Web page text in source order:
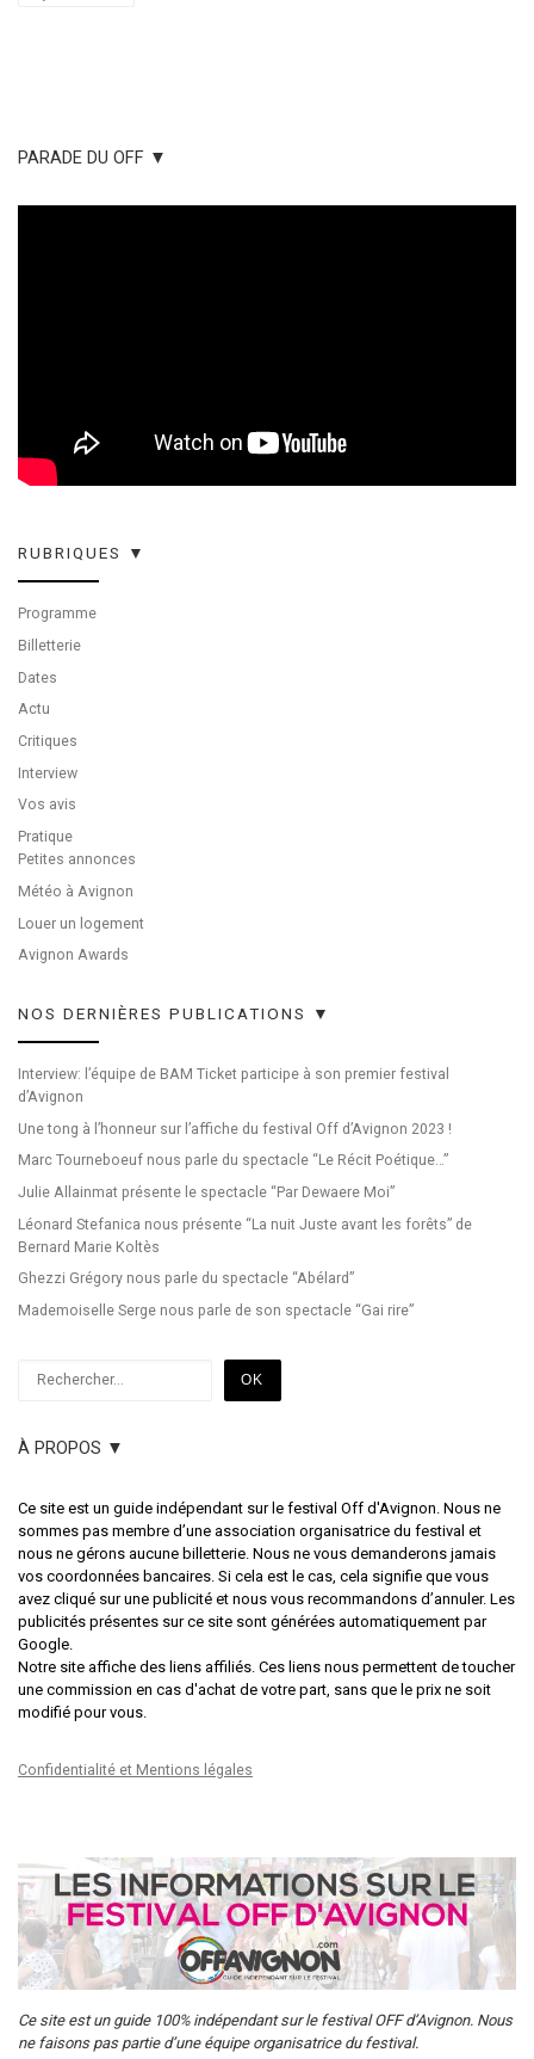
PARADE DU OFF ▼
RUBRIQUES ▼
Programme
Billetterie
Dates
Actu
Critiques
Interview
Vos avis
Pratique
Petites annonces
Météo à Avignon
Louer un logement
Avignon Awards
NOS DERNIÈRES PUBLICATIONS ▼
Interview: l’équipe de BAM Ticket participe à son premier festival
d’Avignon
Une tong à l’honneur sur l’affiche du festival Off d’Avignon 2023 !
Marc Tourneboeuf nous parle du spectacle “Le Récit Poétique…”
Julie Allainmat présente le spectacle “Par Dewaere Moi”
Léonard Stefanica nous présente “La nuit Juste avant les forêts” de
Bernard Marie Koltès
Ghezzi Grégory nous parle du spectacle “Abélard”
Mademoiselle Serge nous parle de son spectacle “Gai rire”
OK
À PROPOS ▼
Ce site est un guide indépendant sur le festival Off d'Avignon. Nous ne
sommes pas membre d’une association organisatrice du festival et
nous ne gérons aucune billetterie. Nous ne vous demanderons jamais
vos coordonnées bancaires. Si cela est le cas, cela signifie que vous
avez cliqué sur une publicité et nous vous recommandons d’annuler. Les
publicités présentes sur ce site sont générées automatiquement par
Google.
Notre site affiche des liens affiliés. Ces liens nous permettent de toucher
une commission en cas d'achat de votre part, sans que le prix ne soit
modifié pour vous.
Confidentialité et Mentions légales
Ce site est un guide 100% indépendant sur le festival OFF d’Avignon. Nous
ne faisons pas partie d’une équipe organisatrice du festival.